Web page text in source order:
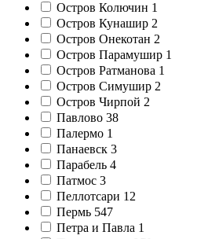
Остров Колючин 1
Остров Кунашир 2
Остров Онекотан 2
Остров Парамушир 1
Остров Ратманова 1
Остров Симушир 2
Остров Чирпой 2
Павлово 38
Палермо 1
Панаевск 3
Парабель 4
Патмос 3
Пеллотсари 12
Пермь 547
Петра и Павла 1